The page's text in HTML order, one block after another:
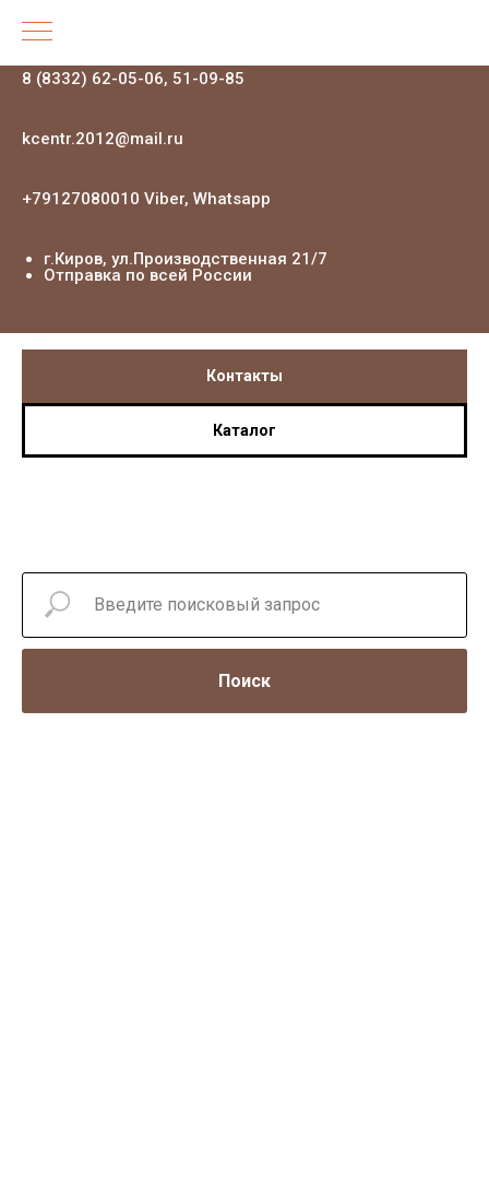
8 (8332) 62-05-06, 51-09-85
kcentr.2012@mail.ru
+79127080010 Viber, Whatsapp
г.Киров, ул.Производственная 21/7
Отправка по всей России
Контакты
Каталог
Поиск